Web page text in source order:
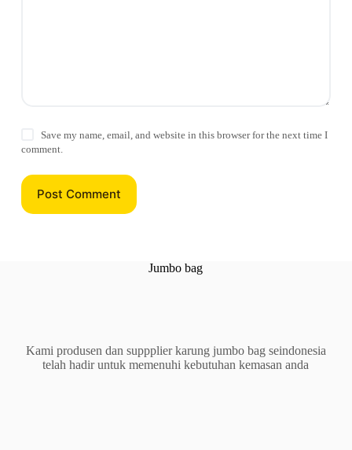
Save my name, email, and website in this browser for the next time I
comment.
Post Comment
Jumbo bag
Kami produsen dan suppplier karung jumbo bag seindonesia
telah hadir untuk memenuhi kebutuhan kemasan anda